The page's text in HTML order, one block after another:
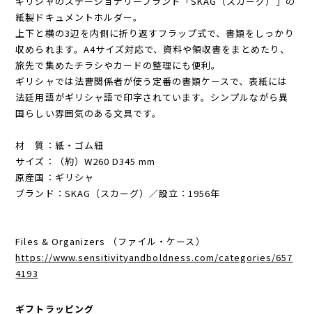
紙製ドキュメントホルダー。
上下と横の3辺を内側に折り返すフラップ式で、書類をしっかり
収められます。A4サイズ対応で、資料や領収書をまとめたり、
旅先で集めたチラシやカードの整理にも便利。
ギリシャでは法曹関係者が使う定番の書類ケースで、表紙には
法廷用語がギリシャ語で印字されています。シンプルながら異
国らしい雰囲気のある文具です。
材 質：紙・ゴム紐
サイズ：（約）W260 D345 mm
原産国：ギリシャ
ブランド：SKAG（スカーグ）／設立：1956年
Files & Organizers （ファイル・ケース）
https://www.sensitivityandboldness.com/categories/657
4193
ギフトラッピング